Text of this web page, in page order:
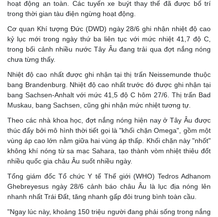
hoạt động an toàn. Các tuyến xe buýt thay thế đã được bố trí
trong thời gian tàu điện ngừng hoạt động.
Cơ quan Khí tượng Đức (DWD) ngày 28/6 ghi nhận nhiệt độ cao
kỷ lục mới trong ngày thứ ba liên tục với mức nhiệt 41,7 độ C,
trong bối cảnh nhiều nước Tây Âu đang trải qua đợt nắng nóng
chưa từng thấy.
Nhiệt độ cao nhất được ghi nhận tại thị trấn Neissemunde thuộc
bang Brandenburg. Nhiệt độ cao nhất trước đó được ghi nhận tại
bang Sachsen-Anhalt với mức 41,5 độ C hôm 27/6. Thị trấn Bad
Muskau, bang Sachsen, cũng ghi nhận mức nhiệt tương tự.
Theo các nhà khoa học, đợt nắng nóng hiện nay ở Tây Âu được
thúc đẩy bởi mô hình thời tiết gọi là "khối chặn Omega", gồm một
vùng áp cao lớn nằm giữa hai vùng áp thấp. Khối chặn này "nhốt"
không khí nóng từ sa mạc Sahara, tạo thành vòm nhiệt thiêu đốt
nhiều quốc gia châu Âu suốt nhiều ngày.
Tổng giám đốc Tổ chức Y tế Thế giới (WHO) Tedros Adhanom
Ghebreyesus ngày 28/6 cảnh báo châu Âu là lục địa nóng lên
nhanh nhất Trái Đất, tăng nhanh gấp đôi trung bình toàn cầu.
"Ngay lúc này, khoảng 150 triệu người đang phải sống trong nắng